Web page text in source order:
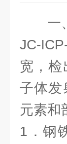
一
JC-
宽，
子体发
元素和
1．钢